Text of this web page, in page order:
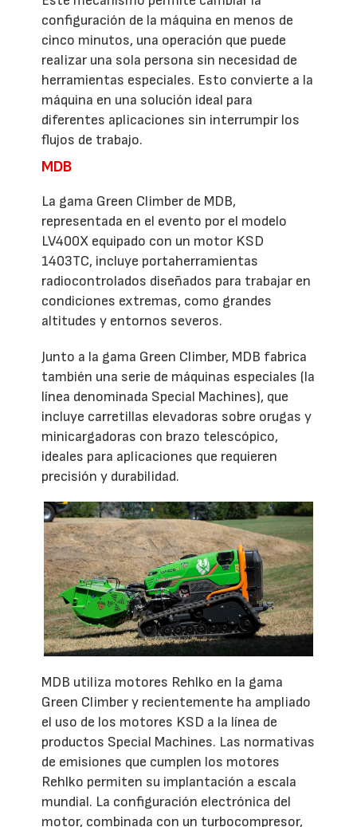
configuración de la máquina en menos de
cinco minutos, una operación que puede
realizar una sola persona sin necesidad de
herramientas especiales. Esto convierte a la
máquina en una solución ideal para
diferentes aplicaciones sin interrumpir los
flujos de trabajo.
MDB
La gama Green Climber de MDB,
representada en el evento por el modelo
LV400X equipado con un motor KSD
1403TC, incluye portaherramientas
radiocontrolados diseñados para trabajar en
condiciones extremas, como grandes
altitudes y entornos severos.
Junto a la gama Green Climber, MDB fabrica
también una serie de máquinas especiales (la
línea denominada Special Machines), que
incluye carretillas elevadoras sobre orugas y
minicargadoras con brazo telescópico,
ideales para aplicaciones que requieren
precisión y durabilidad.
MDB utiliza motores Rehlko en la gama
Green Climber y recientemente ha ampliado
el uso de los motores KSD a la línea de
productos Special Machines. Las normativas
de emisiones que cumplen los motores
Rehlko permiten su implantación a escala
mundial. La configuración electrónica del
motor, combinada con un turbocompresor,